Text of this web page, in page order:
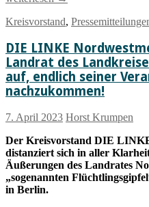
drei
auf
das
Statement
des
Landrates
der
ihm
geübten
Kritik
Kreisvorstand,
DIE LINKE
Landrat des
auf, endlich seiner
nachzukommen!
7. April 2023 Horst Krumpen
Der Kreisvorstand DIE
distanziert sich in aller
Äußerungen des Landrates
„sogenannten
in Berlin.